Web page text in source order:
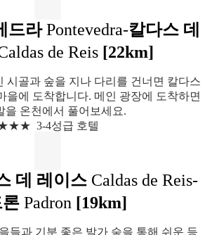
드라Pontevedra-칼다스 데
de Reis [22km]
시골과 숲을 지나 다리를 건너면 칼다스
을에 도착합니다. 메인 광장에 도착하면
을 온천에서 풀어보세요.
3-4성급 호텔
데 레이스Caldas de Reis-
Padron [19km]
들과 기분 좋은 발가 숲을 통해 쉬운 등